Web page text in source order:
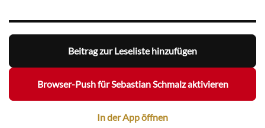
Beitrag zur Leseliste hinzufügen
Browser-Push für Sebastian Schmalz aktivieren
In der App öffnen